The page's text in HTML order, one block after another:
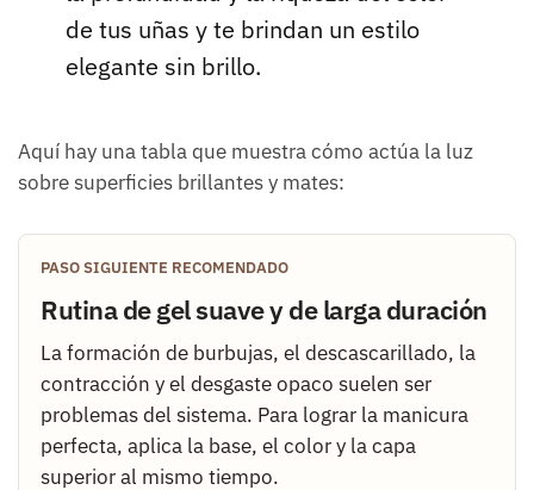
de tus uñas y te brindan un estilo
elegante sin brillo.
Aquí hay una tabla que muestra cómo actúa la luz
sobre superficies brillantes y mates:
PASO SIGUIENTE RECOMENDADO
Rutina de gel suave y de larga duración
La formación de burbujas, el descascarillado, la
contracción y el desgaste opaco suelen ser
problemas del sistema. Para lograr la manicura
perfecta, aplica la base, el color y la capa
superior al mismo tiempo.